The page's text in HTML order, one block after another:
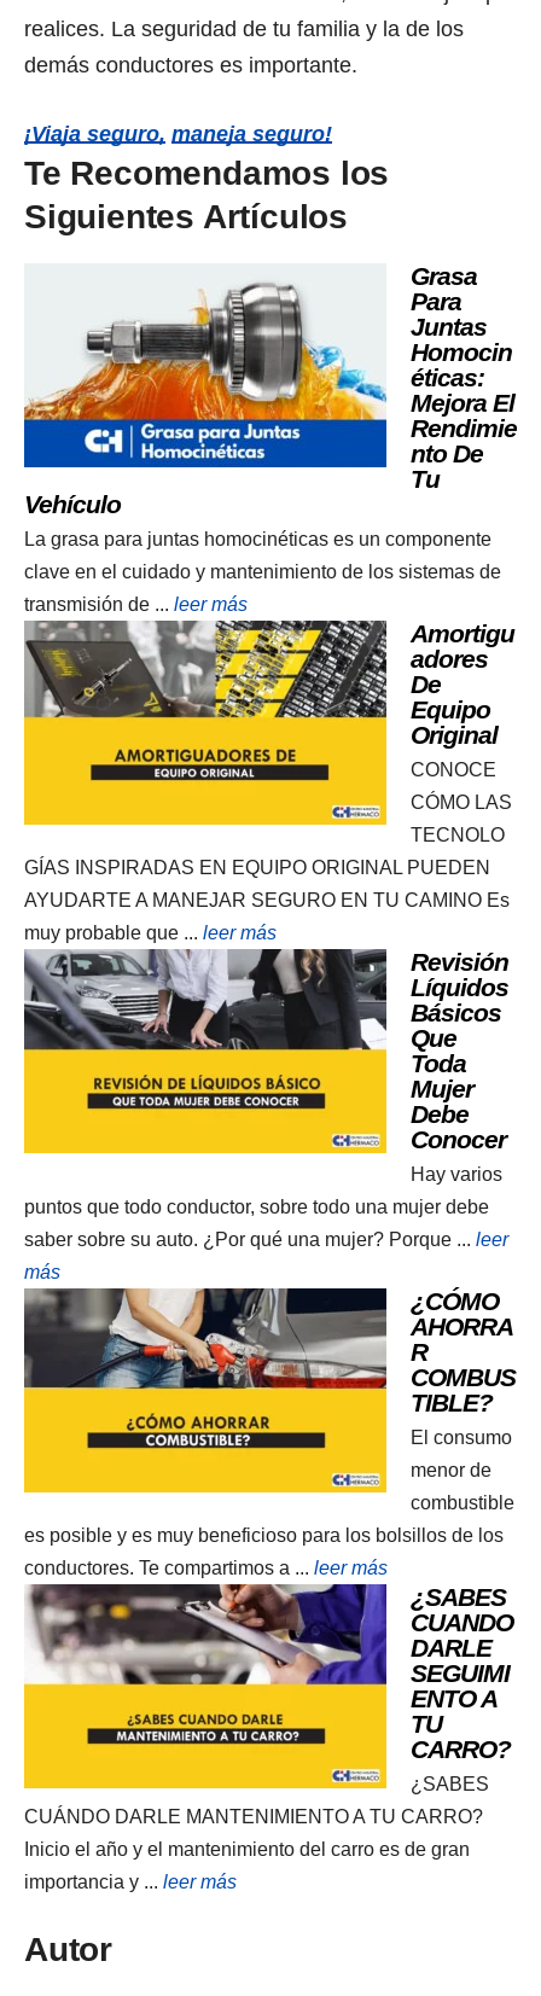
realices. La seguridad de tu familia y la de los
demás conductores es importante.
¡Viaja seguro, maneja seguro!
Te Recomendamos los
Siguientes Artículos
Grasa
Para
Juntas
Homocin
Éticas:
Mejora El
Rendimie
Nto De
Tu
Vehículo
La grasa para juntas homocinéticas es un componente
clave en el cuidado y mantenimiento de los sistemas de
transmisión de ... leer más
Amortigu
Adores
De
Equipo
Original
CONOCE
CÓMO LAS
TECNOLO
GÍAS INSPIRADAS EN EQUIPO ORIGINAL PUEDEN
AYUDARTE A MANEJAR SEGURO EN TU CAMINO Es
muy probable que ... leer más
Revisión
Líquidos
Básicos
Que
Toda
Mujer
Debe
Conocer
Hay varios
puntos que todo conductor, sobre todo una mujer debe
saber sobre su auto. ¿Por qué una mujer? Porque ... leer
más
¿CÓMO
AHORRA
R
COMBUS
TIBLE?
El consumo
menor de
combustible
es posible y es muy beneficioso para los bolsillos de los
conductores. Te compartimos a ... leer más
¿SABES
CUANDO
DARLE
SEGUIMI
ENTO A
TU
CARRO?
¿SABES
CUÁNDO DARLE MANTENIMIENTO A TU CARRO?
Inicio el año y el mantenimiento del carro es de gran
importancia y ... leer más
Autor